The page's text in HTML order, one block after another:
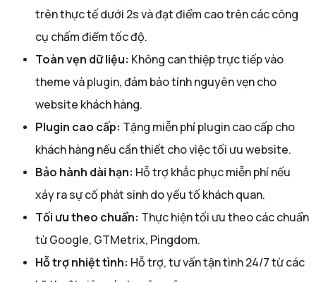
trên thực tế dưới 2s và đạt điểm cao trên các công
cụ chấm điểm tốc độ.
Toàn vẹn dữ liệu: Không can thiệp trực tiếp vào
theme và plugin, đảm bảo tính nguyên vẹn cho
website khách hàng.
Plugin cao cấp: Tặng miễn phí plugin cao cấp cho
khách hàng nếu cần thiết cho việc tối ưu website.
Bảo hành dài hạn: Hỗ trợ khắc phục miễn phí nếu
xảy ra sự cố phát sinh do yếu tố khách quan.
Tối ưu theo chuẩn: Thực hiện tối ưu theo các chuẩn
từ Google, GTMetrix, Pingdom.
Hỗ trợ nhiệt tình: Hỗ trợ, tư vấn tận tình 24/7 từ các